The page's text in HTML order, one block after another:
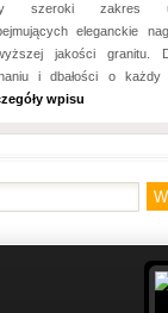
szeroki zakres
eleganckie
jakości granitu.
i dbałości o każdy
wpisu